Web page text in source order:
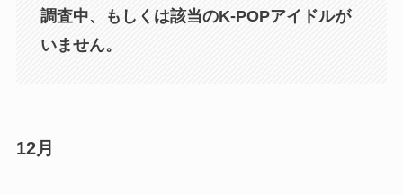
調査中、もしくは該当のK-POPアイドルが
いません。
12月